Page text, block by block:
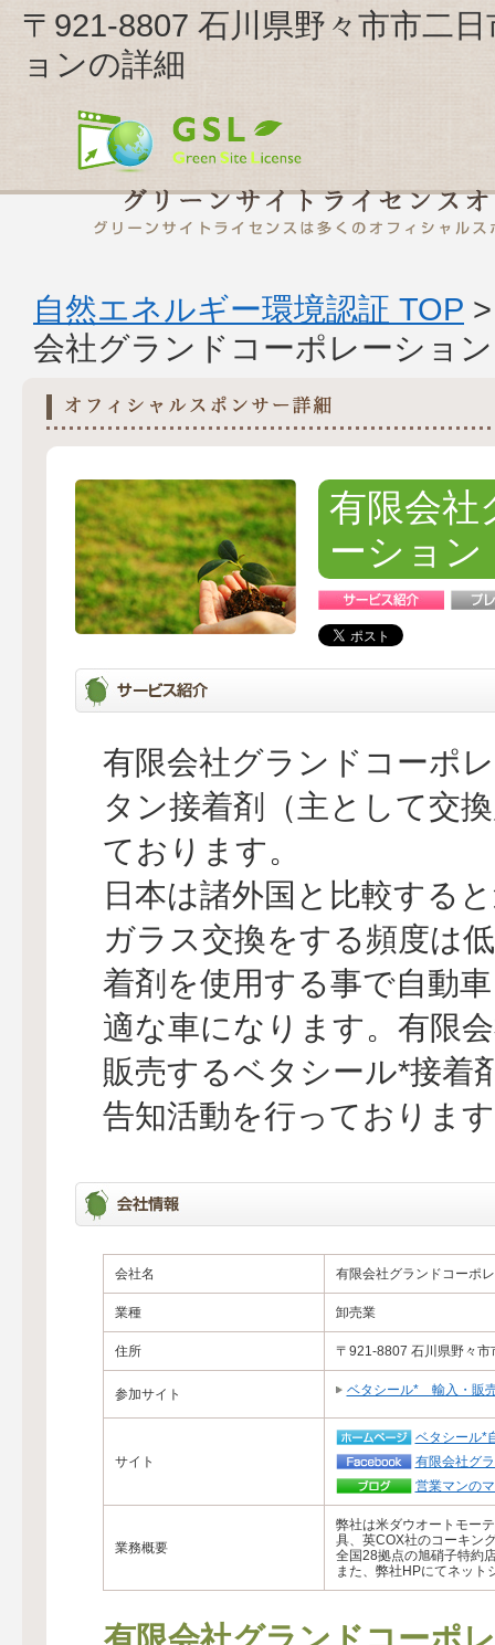
〒921-8807 石川県野々市市二
ョンの詳細
自然エネルギー環境認証 TOP
会社グランドコーポレーショ
有限会社
ーション
有限会社グランドコーポ
タン接着剤（主として交
ております。
日本は諸外国と比較する
ガラス交換をする頻度は
着剤を使用する事で自動
適な車になります。有限
販売するベタシール*接着
告知活動を行っておりま
会社名 有限会社グランドコーポ
業種 卸売業
住所 〒921-8807 石川県野々市
参加サイト ベタシール* 輸入・販
サイト
ベタシール*
有限会社グ
営業マンの
業務概要
弊社は米ダウオートモー
具、英COX社のコーキン
全国28拠点の旭硝子特約
また、弊社HPにてネット